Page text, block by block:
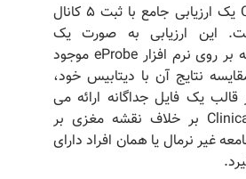
ارزیابی Clinical Q یک ارزیابی جامع با ثبت ۵ کانال
این ارزیابی به صورت یک
Template جداگانه بر روی نرم افزار eProbe موجود
نتایج آن با دیتابیس خود،
یک فایل جداگانه ارائه می
دهد. ارزیابی ClinicalQ بر خلاف نقشه مغزی بر
غیر نرمال یا همان افراد دارای